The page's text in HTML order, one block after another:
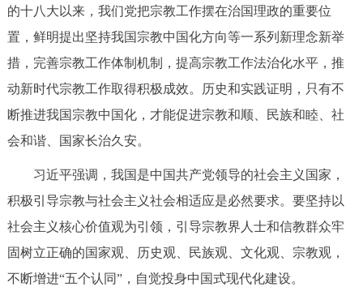
中介服务 阳光政务
12345网上接诉即办 我要咨询 我要建议
参与调查
走进北京
北京概况 十六区概览 人文北京
绿色北京 图说北京 视频北京
的十八大以来，我们党把宗教工作摆在治国理政的重要位
置，鲜明提出坚持我国宗教中国化方向等一系列新理念新举
措，完善宗教工作体制机制，提高宗教工作法治化水平，推
动新时代宗教工作取得积极成效。历史和实践证明，只有不
断推进我国宗教中国化，才能促进宗教和顺、民族和睦、社
会和谐、国家长治久安。
习近平强调，我国是中国共产党领导的社会主义国家，
积极引导宗教与社会主义社会相适应是必然要求。要坚持以
社会主义核心价值观为引领，引导宗教界人士和信教群众牢
固树立正确的国家观、历史观、民族观、文化观、宗教观，
不断增进“五个认同”，自觉投身中国式现代化建设。